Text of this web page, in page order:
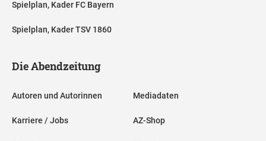
Spielplan, Kader FC Bayern
Spielplan, Kader TSV 1860
Die Abendzeitung
Autoren und Autorinnen
Karriere / Jobs
Mediadaten
AZ-Shop